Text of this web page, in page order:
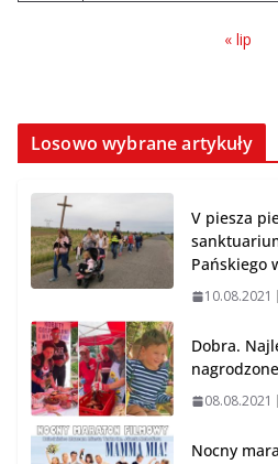
« lip
Losowo wybrane artykuły
V piesza
Pańskiego
10.08.2021
Dobra.
08.08.2021
Nocny